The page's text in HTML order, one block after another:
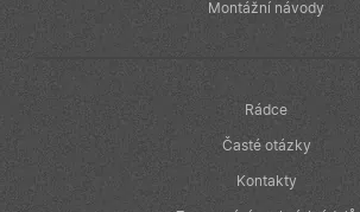
Montážní návody
Rádce
Časté otázky
Kontakty